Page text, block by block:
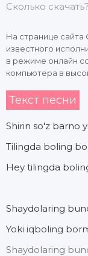
Сколько скачать?
На странице
известного
в режиме онлайн
компьютера в
Текст песни
Shirin so'z barno
Tilingda boling
Hey tilingda
Shaydolaring
Yoki iqboling
Shaydolaring